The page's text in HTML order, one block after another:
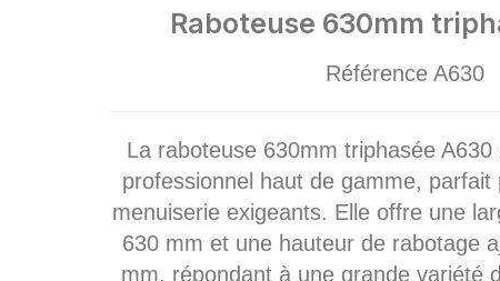
Raboteuse 630mm
Référence A630
La raboteuse 630mm triphasée
professionnel haut de gamme,
menuiserie exigeants. Elle offre une
630 mm et une hauteur de rabotage
mm, répondant à une grande variété